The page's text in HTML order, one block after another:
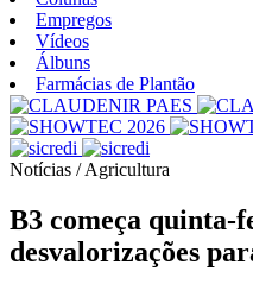
Empregos
Vídeos
Álbuns
Farmácias de Plantão
Notícias / Agricultura
B3 começa quinta-
desvalorizações